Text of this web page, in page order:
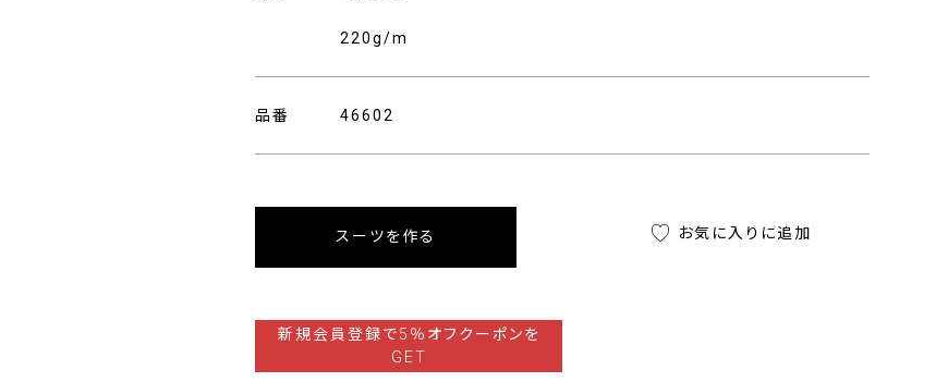
220g/m
品番 46602
スーツを作る お気に入りに追加
新規会員登録で5％オフクーポンを
GET